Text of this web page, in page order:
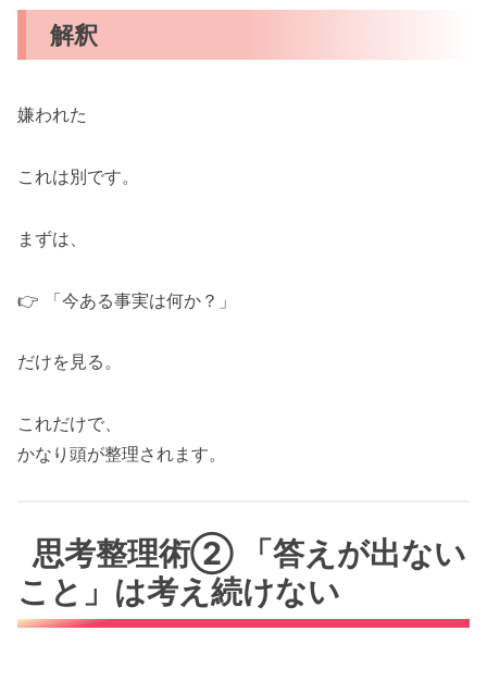
解釈
嫌われた
これは別です。
まずは、
👉 「今ある事実は何か？」
だけを見る。
これだけで、
かなり頭が整理されます。
思考整理術② 「答えが出ない
こと」は考え続けない